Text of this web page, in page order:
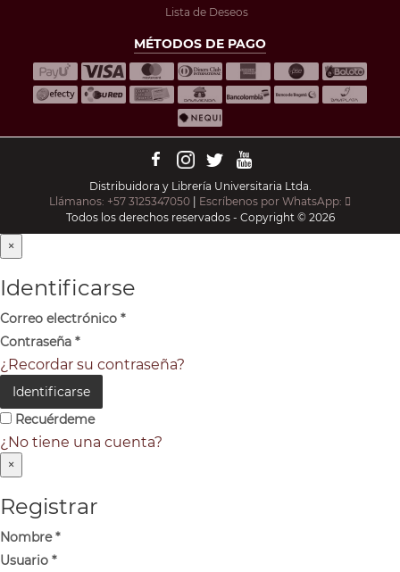
Lista de Deseos
MÉTODOS DE PAGO
Distribuidora y Librería Universitaria Ltda.
Llámanos: +57 3125347050 | Escríbenos por WhatsApp:
Todos los derechos reservados - Copyright © 2026
×
Identificarse
Correo electrónico *
Contraseña *
¿Recordar su contraseña?
Identificarse
Recuérdeme
¿No tiene una cuenta?
×
Registrar
Nombre*
Usuario *